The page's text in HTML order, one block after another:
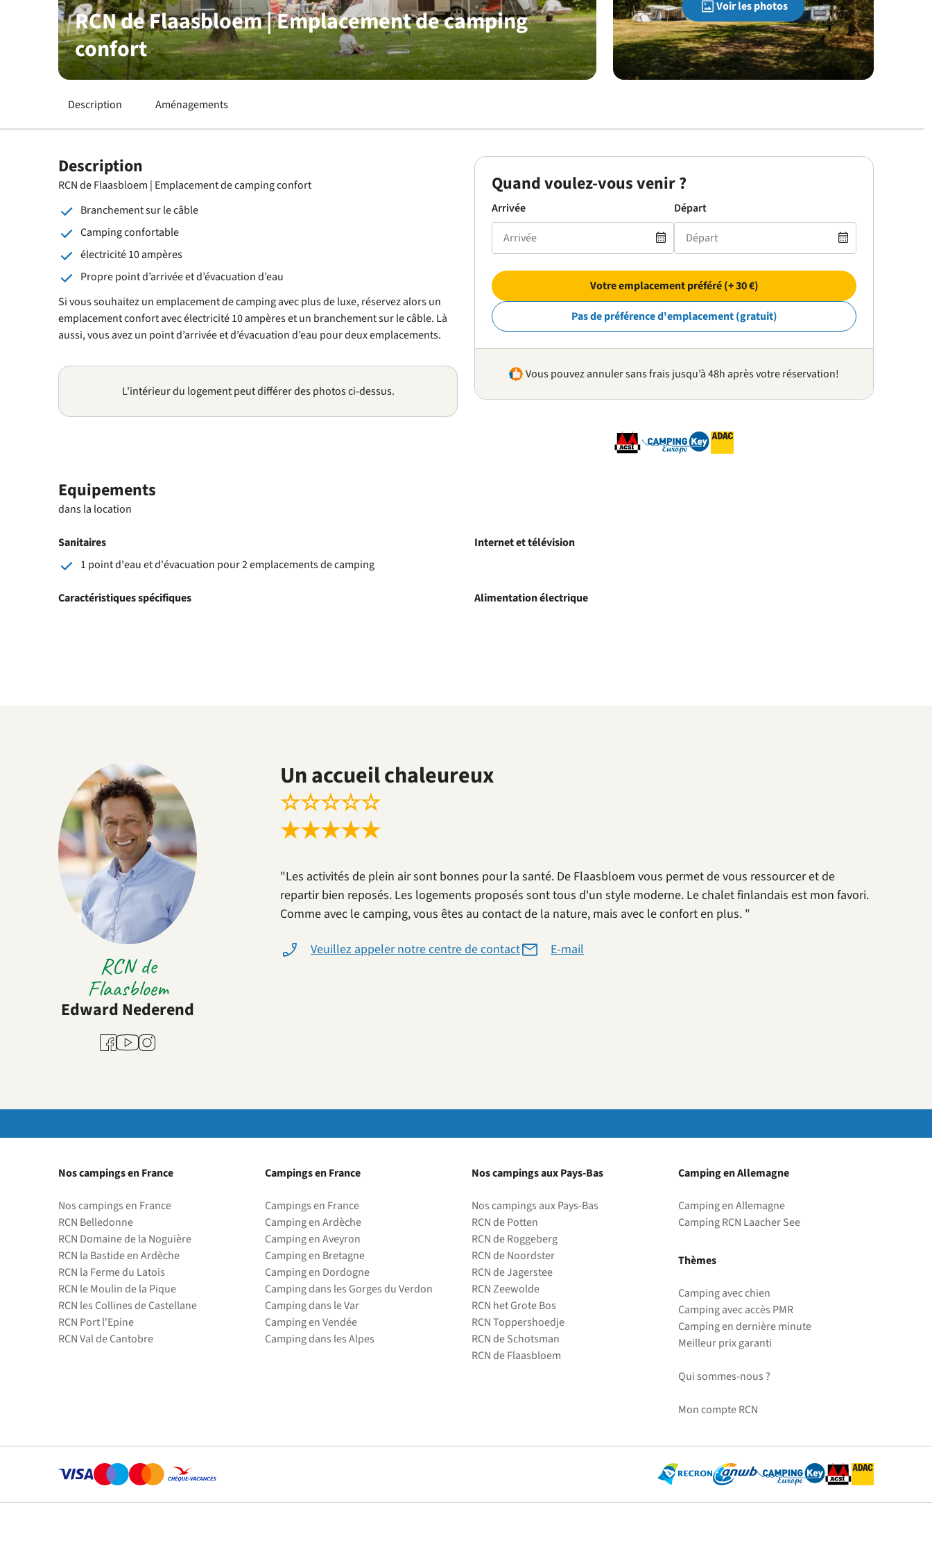
RCN de Flaasbloem | Emplacement de camping
confort
Voir les photos
Description Aménagements
Description
RCN de Flaasbloem | Emplacement de camping confort
Branchement sur le câble
Camping confortable
électricité 10 ampères
Propre point d’arrivée et d’évacuation d’eau
Si vous souhaitez un emplacement de camping avec plus de luxe, réservez alors un
emplacement confort avec électricité 10 ampères et un branchement sur le câble. Là
aussi, vous avez un point d’arrivée et d’évacuation d’eau pour deux emplacements.
L'intérieur du logement peut différer des photos ci-dessus.
Quand voulez-vous venir ?
Arrivée Départ
Votre emplacement préféré (+ 30 €)
Pas de préférence d'emplacement (gratuit)
Vous pouvez annuler sans frais jusqu’à 48h après votre réservation!
Equipements
dans la location
Sanitaires
1 point d'eau et d'évacuation pour 2 emplacements de camping
Internet et télévision
Caractéristiques spécifiques Alimentation électrique
RCN de
Flaasbloem
Edward Nederend
Facebook
YoutubeInstagram
Un accueil chaleureux
☆☆☆☆☆
★★★★★
"Les activités de plein air sont bonnes pour la santé. De Flaasbloem vous permet de vous ressourcer et de
repartir bien reposés. Les logements proposés sont tous d'un style moderne. Le chalet finlandais est mon favori.
Comme avec le camping, vous êtes au contact de la nature, mais avec le confort en plus. "
Veuillez appeler notre centre de contact E-mail
Nos campings en France
Nos campings en France
RCN Belledonne
RCN Domaine de la Noguière
RCN la Bastide en Ardèche
RCN la Ferme du Latois
RCN le Moulin de la Pique
RCN les Collines de Castellane
RCN Port l'Epine
RCN Val de Cantobre
Campings en France
Campings en France
Camping en Ardèche
Camping en Aveyron
Camping en Bretagne
Camping en Dordogne
Camping dans les Gorges du Verdon
Camping dans le Var
Camping en Vendée
Camping dans les Alpes
Nos campings aux Pays-Bas
Nos campings aux Pays-Bas
RCN de Potten
RCN de Roggeberg
RCN de Noordster
RCN de Jagerstee
RCN Zeewolde
RCN het Grote Bos
RCN Toppershoedje
RCN de Schotsman
RCN de Flaasbloem
Camping en Allemagne
Camping en Allemagne
Camping RCN Laacher See
Thèmes
Camping avec chien
Camping avec accès PMR
Camping en dernière minute
Meilleur prix garanti
Qui sommes-nous ?
Mon compte RCN